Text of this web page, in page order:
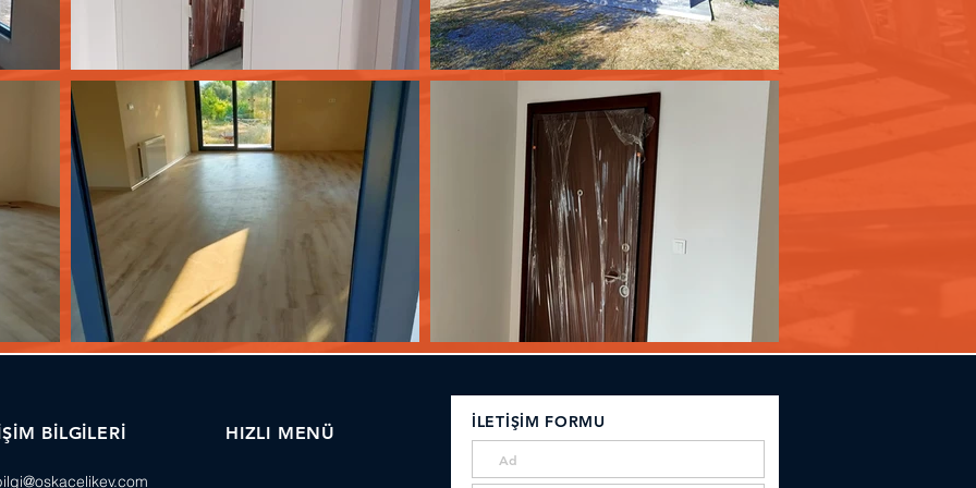
BİLGİLERİ HIZLI MENÜ
İLETİŞİM FORMU